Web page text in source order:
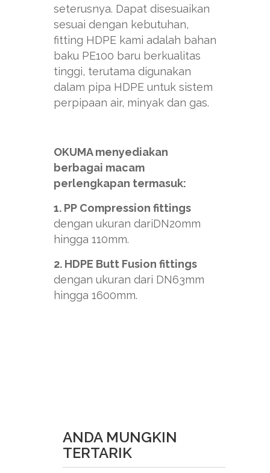
seterusnya. Dapat disesuaikan
sesuai dengan kebutuhan,
fitting HDPE kami adalah bahan
baku PE100 baru berkualitas
tinggi, terutama digunakan
dalam pipa HDPE untuk sistem
perpipaan air, minyak dan gas.
OKUMA menyediakan
berbagai macam
perlengkapan termasuk:
1. PP Compression fittings
dengan ukuran dariDN20mm
hingga 110mm.
2. HDPE Butt Fusion fittings
dengan ukuran dari DN63mm
hingga 1600mm.
ANDA MUNGKIN
TERTARIK